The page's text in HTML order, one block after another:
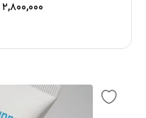
۲,۸۰۰,۰۰۰